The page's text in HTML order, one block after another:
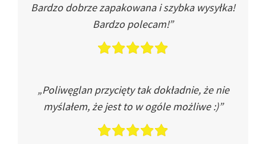
Bardzo dobrze zapakowana i szybka wysyłka!
Bardzo polecam!”
„Poliwęglan przycięty tak dokładnie, że nie
myślałem, że jest to w ogóle możliwe :)”